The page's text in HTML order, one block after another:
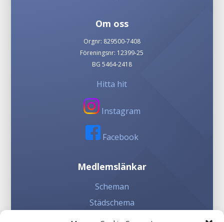
Om oss
Orgnr: 829500-7408
Föreningsnr: 12399-25
BG 5464-2418
Hitta hit
Instagram
Facebook
Medlemslänkar
Scheman
Städschema
Kioskschema